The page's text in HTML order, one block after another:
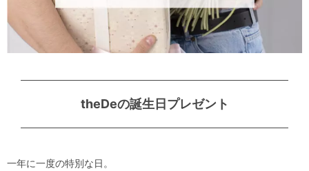
theDeの誕生日プレゼント
一年に一度の特別な日。